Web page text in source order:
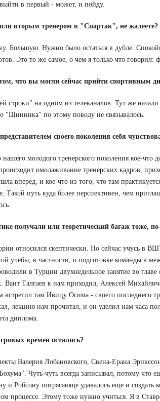
выйти в первый - может, и пойду.
вторым тренером в "Спартак", не жалеете?
Большую. Нужно было остаться в дубле.
Это то же самое, о чем я только что говорил:
что вы могли сейчас прийти спортивным
строки" на одном из телеканалов. Тут же
"Шинника" по этому поводу не связывалось.
своего поколения себя
молодого тренерского поколения кое-что
омолаживание тренерских кадров,
вперед, и кое-что из того, что там
Такой путь куда более перспективен, чем
получали или теоретический багаж тоже,
относился скептически. Но сейчас учусь в
учебы, в частности, о подготовке команды в
в Турции двухнедельное занятие во
Ваит Талгаев к нам приходил, Алексей
встретил там Ивицу Осима - своего последнего
лекцию нам прочитал, и он уделил нам часа
диплома.
времен остались?
Валерия Лобановского, Свена-Ерана
Чуть-чуть всегда записывал, потому что
и Робсону потрясающе удавалось еще и создать
процессе. Этому тоже нужно учиться. Я в